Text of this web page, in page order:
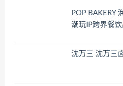
POP BAKERY
潮玩IP跨界餐
沈万三 沈万三